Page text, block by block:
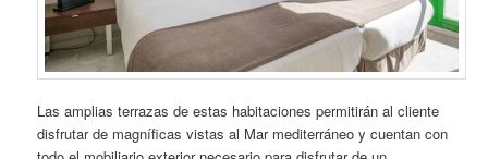
Las amplias terrazas de estas habitaciones permitirán al cliente
disfrutar de magníficas vistas al Mar mediterráneo y cuentan con